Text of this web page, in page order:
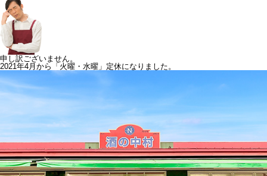
申し訳ございません。
2021年4月から「火曜・水曜」定休になりました。